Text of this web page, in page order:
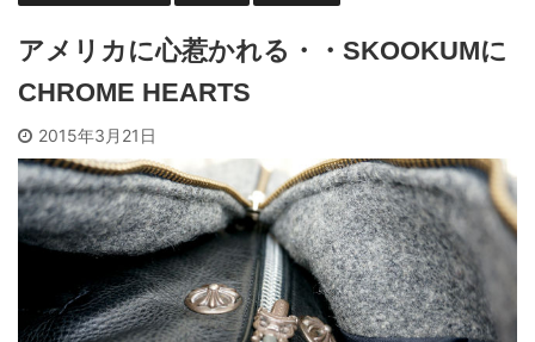
アメリカに心惹かれる・・SKOOKUMに
CHROME HEARTS
2015年3月21日